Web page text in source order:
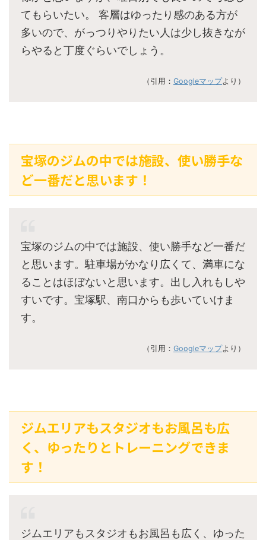
てもらいたい。 客層はゆったり感のある方が
多いので、がっつりやりたい人は少し抜きなが
らやると丁度ぐらいでしょう。
（引用： Googleマップより）
宝塚のジムの中では施設、使い勝手な
ど一番だと思います！
宝塚のジムの中では施設、使い勝手など一番だ
と思います。駐車場がかなり広くて、満車にな
ることはほぼないと思います。出し入れもしや
すいです。宝塚駅、南口からも歩いていけま
す。
（引用： Googleマップより）
ジムエリアもスタジオもお風呂も広
く、ゆったりとトレーニングできま
す！
ジムエリアもスタジオもお風呂も広く、ゆった